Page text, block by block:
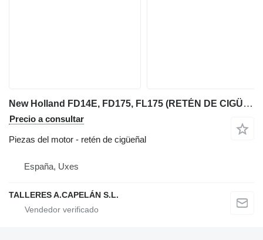
New Holland FD14E, FD175, FL175 (RETÉN DE CIGÜEÑAL) para New Holland FD14E, FD175, FL175 bulldozer
Precio a consultar
Piezas del motor - retén de cigüeñal
España, Uxes
TALLERES A.CAPELÁN S.L.